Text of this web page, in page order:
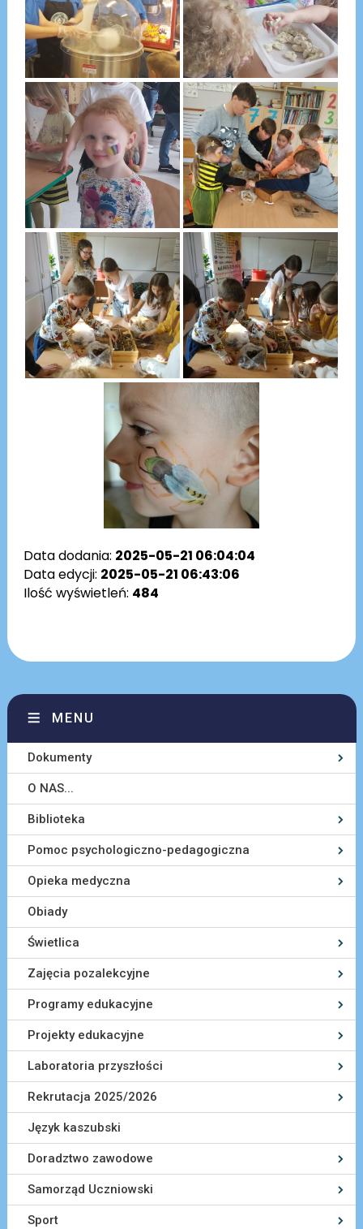
Data dodania: 2025-05-21 06:04:04
Data edycji: 2025-05-21 06:43:06
Ilość wyświetleń: 484
MENU
Dokumenty
O NAS...
Biblioteka
Pomoc psychologiczno-pedagogiczna
Opieka medyczna
Obiady
Świetlica
Zajęcia pozalekcyjne
Programy edukacyjne
Projekty edukacyjne
Laboratoria przyszłości
Rekrutacja 2025/2026
Język kaszubski
Doradztwo zawodowe
Samorząd Uczniowski
Sport